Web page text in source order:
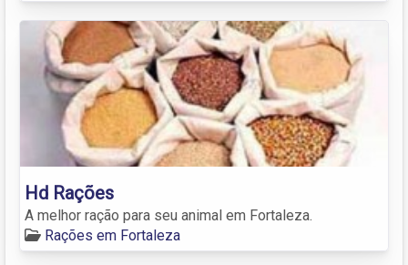
Hd Rações
A melhor ração para seu animal em Fortaleza.
Rações em Fortaleza